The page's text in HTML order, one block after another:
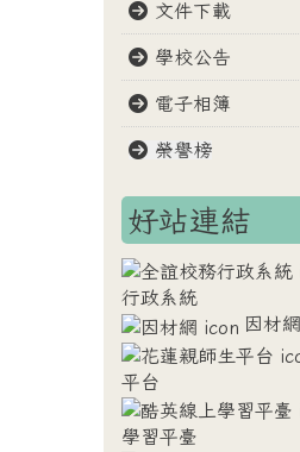
文件下載
學校公告
電子相簿
榮譽榜
好站連結
行政系統
因材網
平台
學習平臺